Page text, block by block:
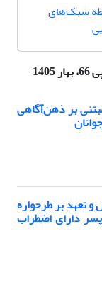
سبک‌های
بر ذهن‌آگاهی
تعهد بر طرحواره
دارای اضطراب